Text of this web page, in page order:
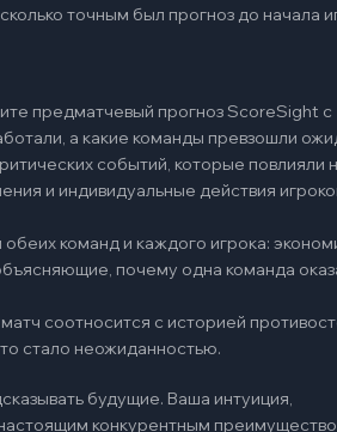
точным был прогноз до начала
предматчевый прогноз ScoreSight с
а какие команды превзошли
событий, которые повлияли
и индивидуальные действия
команд и каждого игрока:
почему одна команда
матч соотносится с историей
стало неожиданностью.
будущие. Ваша интуиция,
конкурентным